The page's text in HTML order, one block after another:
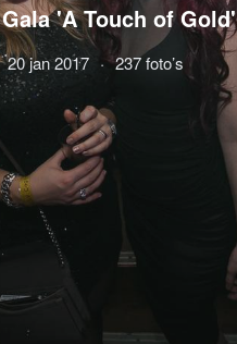
Gala 'A Touch of Gold'
20 jan 2017 237 foto’s